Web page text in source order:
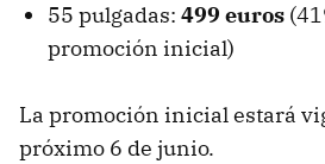
55 pulgadas: 499 euros
promoción inicial)
La promoción inicial estará
próximo 6 de junio.